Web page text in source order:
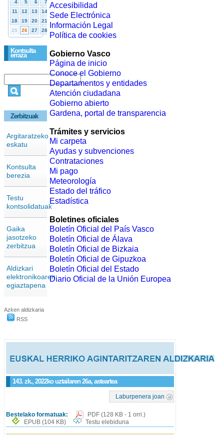
Kontsulta
erraza
Zerbitzuak
Argitaratzeko
eskatu
Kontsulta
berezia
Testu
kontsolidatuak
Gaika
jasotzeko
zerbitzua
Aldizkari
elektronikoaren
egiaztapena
Azken aldizkaria
RSS
143. zk., 2022ko uztailaren 26a, asteartea
Laburpenera joan
Bestelako formatuak: PDF (128 KB - 1 orri.)
EPUB (104 KB) Testu elebiduna
Accesibilidad
Sede Electrónica
Información Legal
Política de cookies
Gobierno Vasco
Página de inicio
Conoce el Gobierno
Departamentos y entidades
Atención ciudadana
Gobierno abierto
Gardena, portal de transparencia
Trámites y servicios
Mi carpeta
Ayudas y subvenciones
Contrataciones
Mi pago
Meteorología
Estado del tráfico
Estadística
Boletines oficiales
Boletín Oficial del País Vasco
Boletín Oficial de Álava
Boletín Oficial de Bizkaia
Boletín Oficial de Gipuzkoa
Boletín Oficial del Estado
Diario Oficial de la Unión Europea